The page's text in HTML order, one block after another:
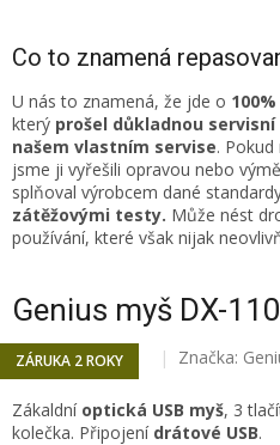
Co to znamená
U nás to znamená, že jde o
který prošel důkladnou
našem vlastním servise.
jsme ji vyřešili opravou nebo
splňoval výrobcem dané
zátěžovými testy. Může nést
používání, které však nijak
Genius myš DX-
ZÁRUKA 2 ROKY Značka:
Zákaldní optická USB myš, 3
kolečka. Připojení drátové USB.